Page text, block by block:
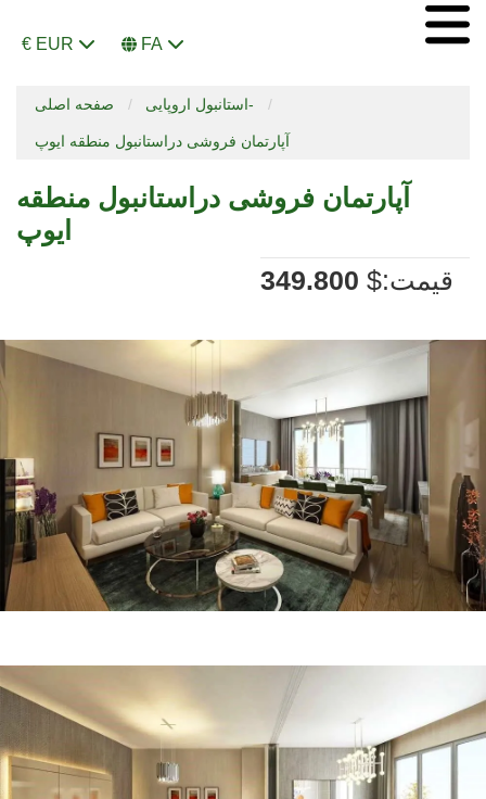
€ EUR FA
صفحه اصلی استانبول اروپایی-
آپارتمان فروشی دراستانبول منطقه ایوپ
آپارتمان فروشی دراستانبول منطقه
ایوپ
:قیمت
349.800 $